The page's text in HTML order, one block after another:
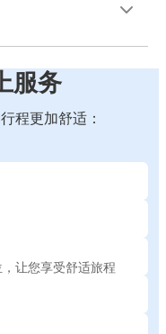
服务
程更加舒适：
让您享受舒适旅程